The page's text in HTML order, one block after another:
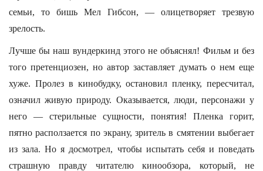
семьи, то бишь Мел Гибсон, — олицетворяет трезвую
зрелость.
Лучше бы наш вундеркинд этого не объяснял! Фильм и без
того претенциозен, но автор заставляет думать о нем еще
хуже. Пролез в кинобудку, остановил пленку, пересчитал,
означил живую природу. Оказывается, люди, персонажи у
него — стерильные сущности, понятия! Пленка горит,
пятно расползается по экрану, зритель в смятении выбегает
из зала. Но я досмотрел, чтобы испытать себя и поведать
страшную правду читателю кинообзора, который, не